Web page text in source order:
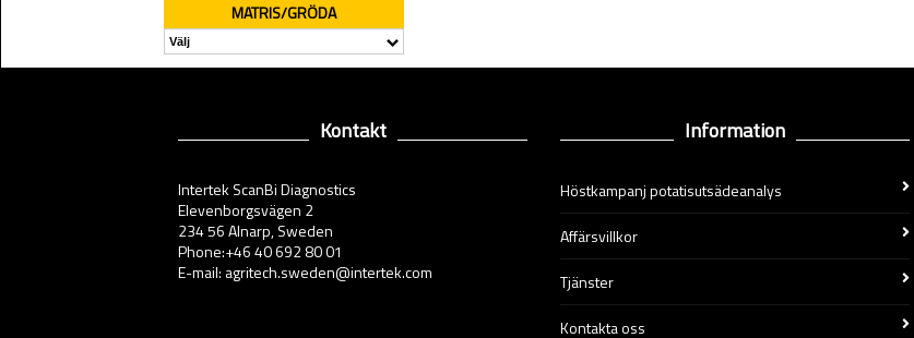
MATRIS/GRÖDA
Kontakt
Intertek ScanBi Diagnostics
Elevenborgsvägen 2
234 56 Alnarp, Sweden
Phone:+46 40 692 80 01
E-mail: agritech.sweden@intertek.com
Information
Höstkampanj potatisutsädeanalys
Affärsvillkor
Tjänster
Kontakta oss